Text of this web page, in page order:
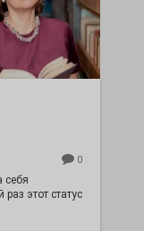
0
себя
этот статус